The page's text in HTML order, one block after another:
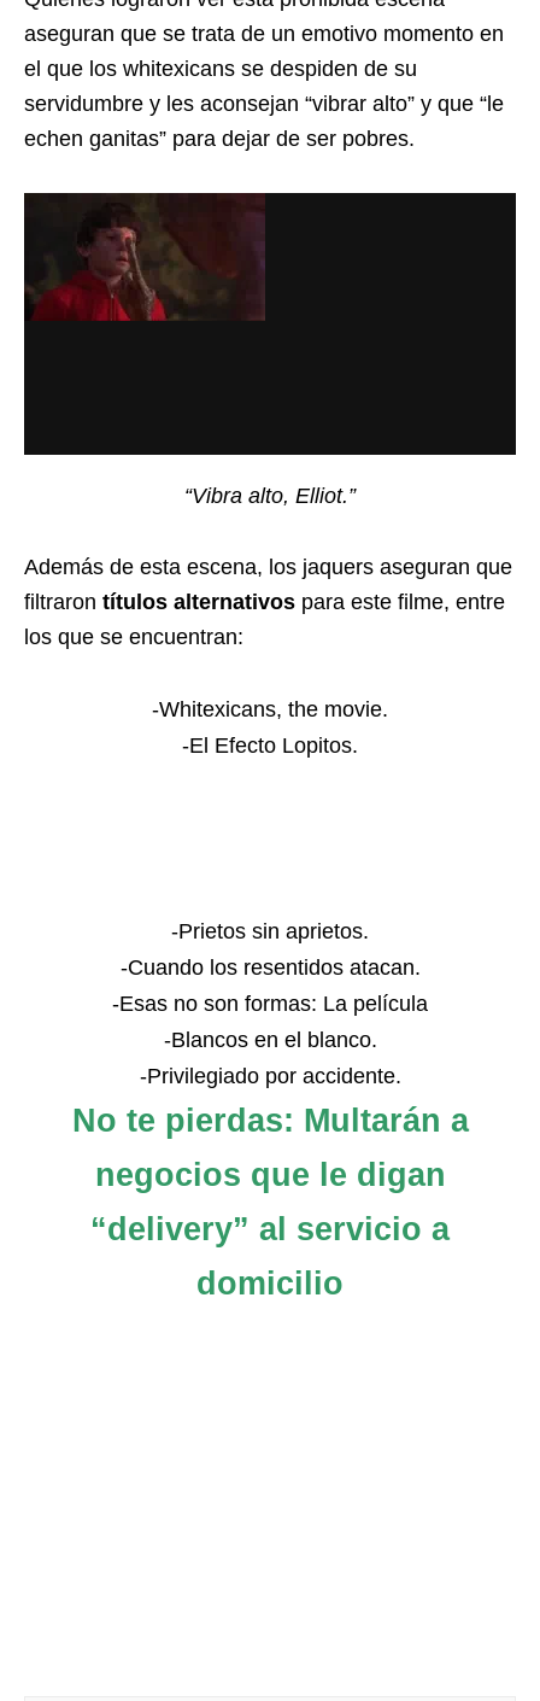
aseguran que se trata de un emotivo momento en
el que los whitexicans se despiden de su
servidumbre y les aconsejan “vibrar alto” y que “le
echen ganitas” para dejar de ser pobres.
“Vibra alto, Elliot.”
Además de esta escena, los jaquers aseguran que
filtraron títulos alternativos para este filme, entre
los que se encuentran:
-Whitexicans, the movie.
-El Efecto Lopitos.
-Prietos sin aprietos.
-Cuando los resentidos atacan.
-Esas no son formas: La película
-Blancos en el blanco.
-Privilegiado por accidente.
No te pierdas: Multarán a
negocios que le digan
“delivery” al servicio a
domicilio